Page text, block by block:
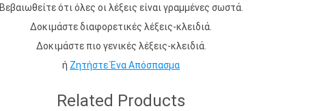
Βεβαιωθείτε ότι όλες οι λέξεις είναι γραμμένες σωστά.
Δοκιμάστε διαφορετικές λέξεις-κλειδιά.
Δοκιμάστε πιο γενικές λέξεις-κλειδιά.
ή Ζητήστε Ένα Απόσπασμα
Related Products